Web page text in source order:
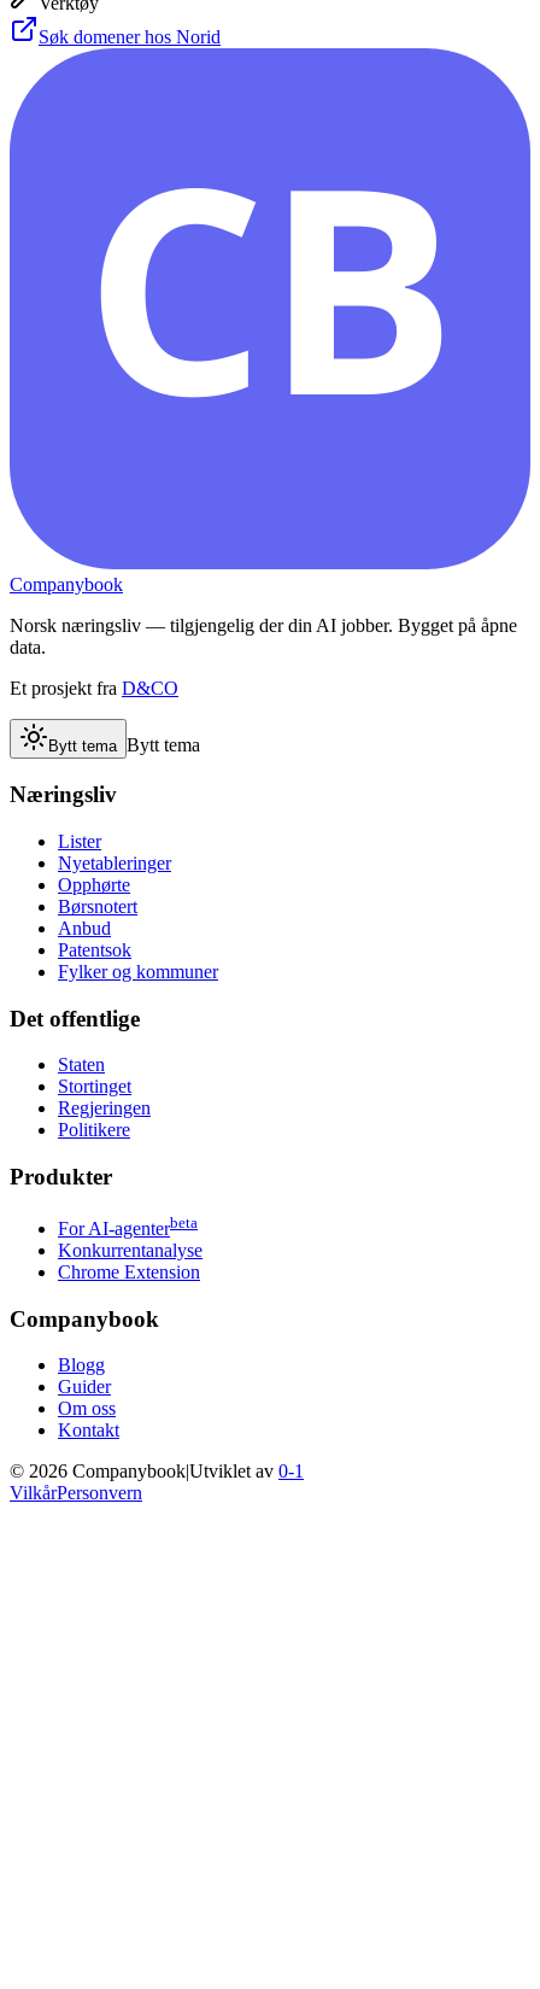
Søk domener hos Norid
CB
Companybook
Norsk næringsliv — tilgjengelig der din AI jobber. Bygget på åpne
data.
Et prosjekt fra D&CO
Bytt tema Bytt tema
Næringsliv
Lister
Nyetableringer
Opphørte
Børsnotert
Anbud
Patentsok
Fylker og kommuner
Det offentlige
Staten
Stortinget
Regjeringen
Politikere
Produkter
For AI-agenterbeta
Konkurrentanalyse
Chrome Extension
Companybook
Blogg
Guider
Om oss
Kontakt
© 2026 CompanybookUtviklet av 0-1
VilkårPersonvern